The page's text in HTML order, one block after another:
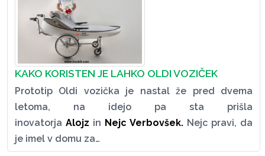
KAKO KORISTEN JE LAHKO OLDI VOZIČEK
Prototip Oldi vozička je nastal že pred dvema
letoma, na idejo pa sta prišla
inovatorja Alojz in Nejc Verbovšek. Nejc pravi, da
je imel v domu za…